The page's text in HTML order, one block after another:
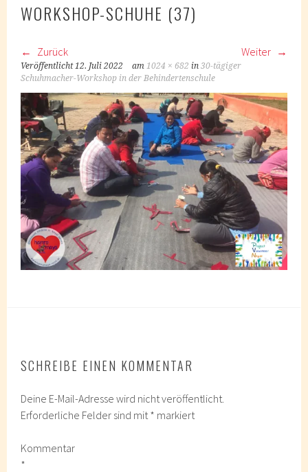
WORKSHOP-SCHUHE (37)
Zurück Weiter
Veröffentlicht12. Juli 2022 am1024 × 682 in30-tägiger
Schuhmacher-Workshop in der Behindertenschule
SCHREIBE EINEN KOMMENTAR
Deine E-Mail-Adresse wird nicht veröffentlicht.
Erforderliche Felder sind mit * markiert
Kommentar
*